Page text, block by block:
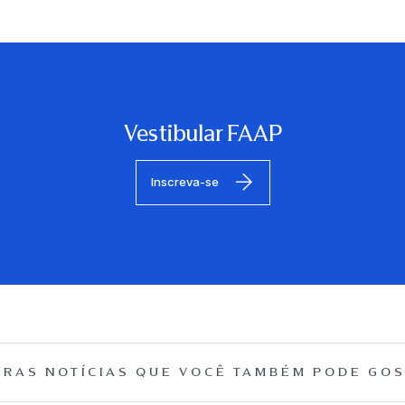
Vestibular FAAP
Inscreva-se
NOTÍCIAS QUE VOCÊ TAMBÉM PODE